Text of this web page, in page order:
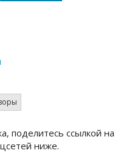
поделитесь ссылкой на
ниже.